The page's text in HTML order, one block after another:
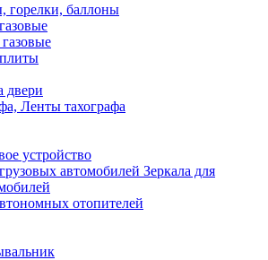
горелки, баллоны
двери
Ленты тахографа
устройство
Зеркала для
отопителей